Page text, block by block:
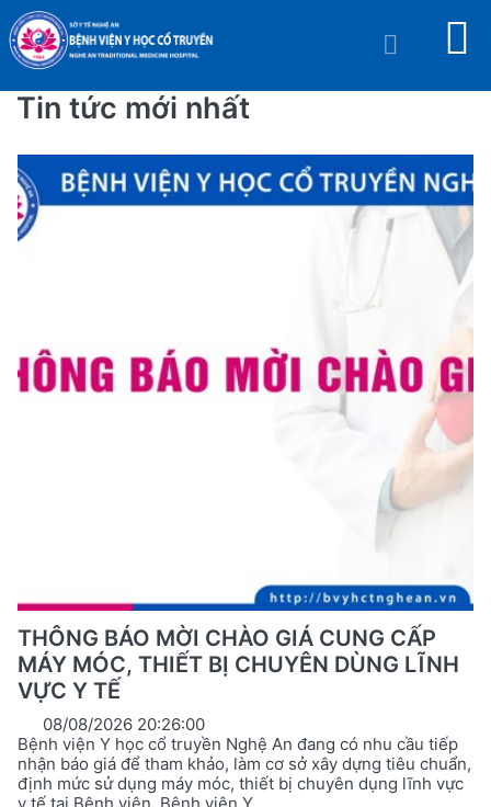
Tin tức mới nhất
THÔNG BÁO MỜI CHÀO GIÁ CUNG CẤP
MÁY MÓC, THIẾT BỊ CHUYÊN DÙNG LĨNH
VỰC Y TẾ
08/08/2026 20:26:00
Bệnh viện Y học cổ truyền Nghệ An đang có nhu cầu tiếp
nhận báo giá để tham khảo, làm cơ sở xây dựng tiêu chuẩn,
định mức sử dụng máy móc, thiết bị chuyên dụng lĩnh vực